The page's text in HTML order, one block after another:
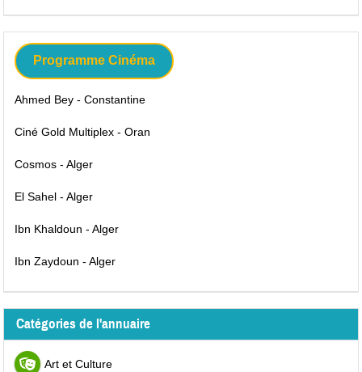
Programme Cinéma
Ahmed Bey - Constantine
Ciné Gold Multiplex - Oran
Cosmos - Alger
El Sahel - Alger
Ibn Khaldoun - Alger
Ibn Zaydoun - Alger
Catégories de l'annuaire
Art et Culture